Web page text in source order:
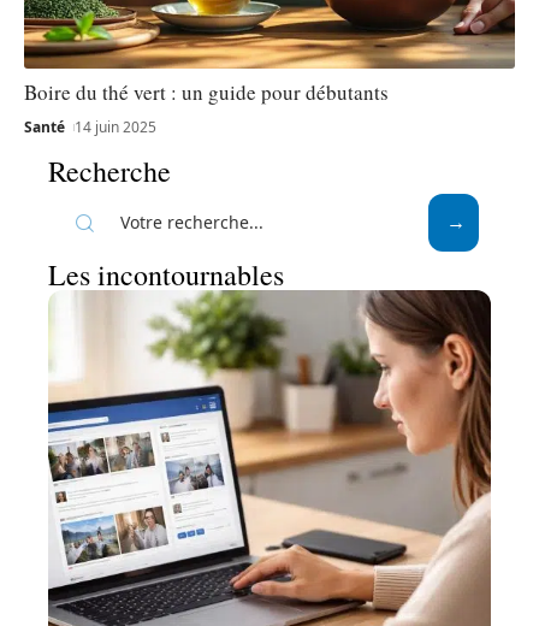
Boire du thé vert : un guide pour débutants
Santé 14 juin 2025
Recherche
Les incontournables